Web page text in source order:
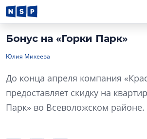
Бонус на «Горки Парк»
Юлия Михеева
До конца апреля компания
предоставляет скидку на
Парк» во Всеволожском районе.